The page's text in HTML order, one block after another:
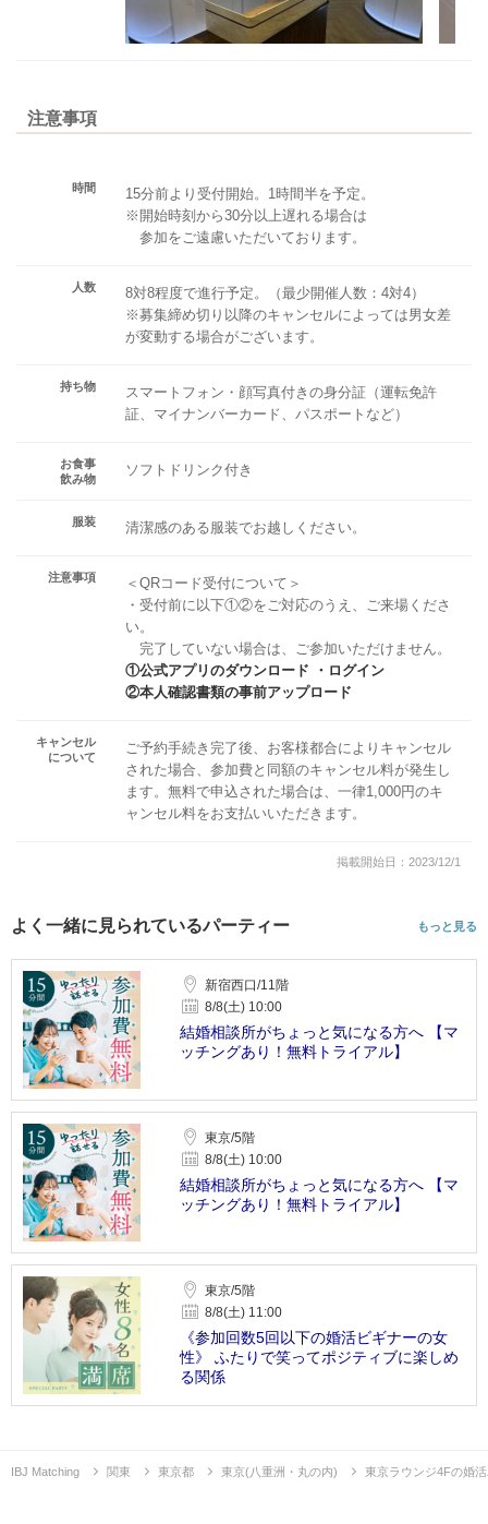
注意事項
時間
15分前より受付開始。1時間半を予定。
※開始時刻から30分以上遅れる場合は
参加をご遠慮いただいております。
人数
8対8程度で進行予定。（最少開催人数：4対4）
※募集締め切り以降のキャンセルによっては男女差
が変動する場合がございます。
持ち物
スマートフォン・顔写真付きの身分証（運転免許
証、マイナンバーカード、パスポートなど）
お食事
飲み物
ソフトドリンク付き
服装 清潔感のある服装でお越しください。
注意事項
＜QRコード受付について＞
・受付前に以下①②をご対応のうえ、ご来場くださ
い。
完了していない場合は、ご参加いただけません。
①公式アプリのダウンロード ・ログイン
②本人確認書類の事前アップロード
キャンセル
について
ご予約手続き完了後、お客様都合によりキャンセル
された場合、参加費と同額のキャンセル料が発生し
ます。無料で申込された場合は、一律1,000円のキ
ャンセル料をお支払いいただきます。
掲載開始日：2023/12/1
よく一緒に見られているパーティー もっと見る
新宿西口/11階
8/8(土) 10:00
結婚相談所がちょっと気になる方へ 【マ
ッチングあり！無料トライアル】
東京/5階
8/8(土) 10:00
結婚相談所がちょっと気になる方へ 【マ
ッチングあり！無料トライアル】
東京/5階
8/8(土) 11:00
《参加回数5回以下の婚活ビギナーの女
性》 ふたりで笑ってポジティブに楽しめ
る関係
IBJ Matching 関東 東京都 東京(八重洲・丸の内) 東京ラウンジ4Fの婚